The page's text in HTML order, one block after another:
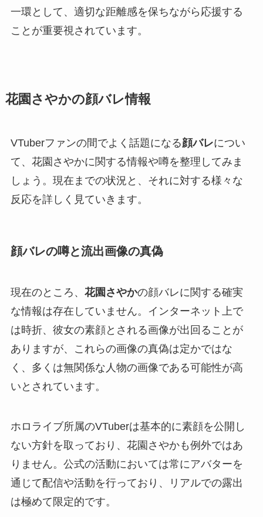
一環として、適切な距離感を保ちながら応援する
ことが重要視されています。
花園さやかの顔バレ情報
VTuberファンの間でよく話題になる顔バレについ
て、花園さやかに関する情報や噂を整理してみま
しょう。現在までの状況と、それに対する様々な
反応を詳しく見ていきます。
顔バレの噂と流出画像の真偽
現在のところ、 花園さやかの顔バレに関する確実
な情報は存在していません。インターネット上で
は時折、彼女の素顔とされる画像が出回ることが
ありますが、これらの画像の真偽は定かではな
く、多くは無関係な人物の画像である可能性が高
いとされています。
ホロライブ所属のVTuberは基本的に素顔を公開し
ない方針を取っており、花園さやかも例外ではあ
りません。公式の活動においては常にアバターを
通じて配信や活動を行っており、リアルでの露出
は極めて限定的です。